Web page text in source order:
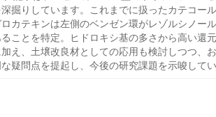
掘りしています。これまでに扱ったカテコー
カテキンは左側のベンゼン環がレゾルシノー
ことを特定。ヒドロキシ基の多さから高い還
え、土壌改良材としての応用も検討しつつ、
疑問点を提起し、今後の研究課題を示唆してい